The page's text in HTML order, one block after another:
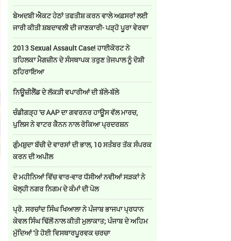
ਬੇਅਦਬੀ ਐਕਟ ਹੇਠਾਂ ਤਫਤੀਸ਼ ਕਰਨ ਵਾਲੇ ਅਫ਼ਸਰਾਂ ਲਈ
ਜਾਰੀ ਕੀਤੀ ਸ਼ਬਦਾਵਲੀ ਦੀ ਜਾਣਕਾਰੀ- ਪੜ੍ਹੋ ਪੂਰਾ ਵੇਰਵਾ
2013 Sexual Assault Case! ਹਾਈਕੋਰਟ ਨੇ
ਤਹਿਲਕਾ ਮੈਗਜ਼ੀਨ ਦੇ ਸੰਸਥਾਪਕ ਤਰੁਣ ਤੇਜਪਾਲ ਨੂੰ ਦੋਸ਼ੀ
ਠਹਿਰਾਇਆ
ਨਿਊਜ਼ੀਲੈਂਡ ਦੇ ਲੱਕੜੀ ਵਪਾਰੀਆਂ ਦੀ ਬੱਲੇ-ਬੱਲੇ
ਚੰਡੀਗੜ੍ਹ 'ਚ AAP ਦਾ ਗਵਰਨਰ ਹਾਊਸ ਵੱਲ ਮਾਰਚ,
ਪੁਲਿਸ ਨੇ ਵਾਟਰ ਕੈਨਨ ਨਾਲ ਰੋਕਿਆ ਪ੍ਰਦਰਸ਼ਨ
ਗੁੰਮਸ਼ੁਦਾ ਬੱਚੀ ਦੇ ਵਾਰਸਾਂ ਦੀ ਭਾਲ, 10 ਸਤੰਬਰ ਤੱਕ ਸੰਪਰਕ
ਕਰਨ ਦੀ ਅਪੀਲ
ਦੋ ਮਹੀਨਿਆਂ ਵਿੱਚ ਵਾਰ-ਵਾਰ ਧੱਸੀਆਂ ਨਵੀਆਂ ਸੜਕਾਂ ਨੇ
ਖੋਲ੍ਹੀ ਨਗਰ ਨਿਗਮ ਦੇ ਕੰਮਾਂ ਦੀ ਪੋਲ
ਪ੍ਰੋ. ਸਰਚਾਂਦ ਸਿੰਘ ਖਿਆਲਾ ਨੇ ਪੰਜਾਬ ਭਾਜਪਾ ਪ੍ਰਧਾਨ
ਕੇਵਲ ਸਿੰਘ ਢਿੱਲੋਂ ਨਾਲ ਕੀਤੀ ਮੁਲਾਕਾਤ; ਪੰਜਾਬ ਦੇ ਅਹਿਮ
ਮੁੱਦਿਆਂ 'ਤੇ ਹੋਈ ਵਿਸਥਾਰਪੂਰਵਕ ਚਰਚਾ